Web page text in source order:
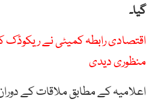
گیا۔
اقتصادی رابطہ کمیٹی نے
منظوری دیدی
اعلامیہ کے مطابق ملاقات کے